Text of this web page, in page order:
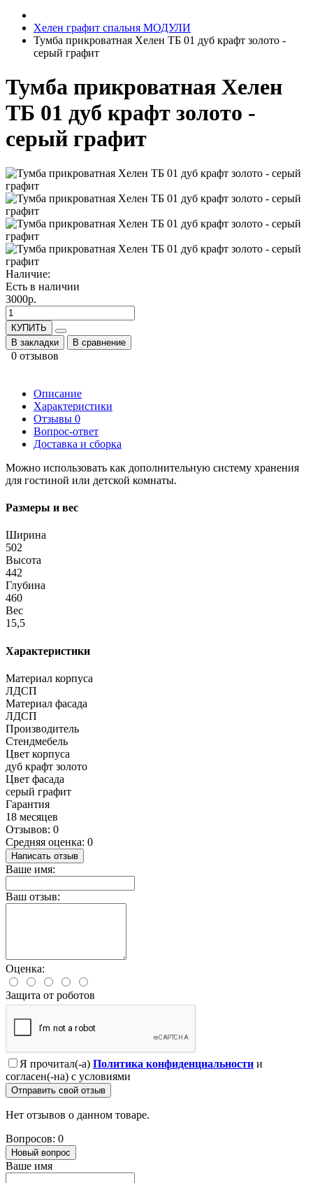
Хелен графит спальня МОДУЛИ
Тумба прикроватная Хелен ТБ 01 дуб крафт золото -
серый графит
Тумба прикроватная Хелен
ТБ 01 дуб крафт золото -
серый графит
Наличие:
Есть в наличии
3000р.
КУПИТЬ
В закладки
В сравнение
0 отзывов
Описание
Характеристики
Отзывы 0
Вопрос-ответ
Доставка и сборка
Можно использовать как дополнительную систему хранения
для гостиной или детской комнаты.
Размеры и вес
Ширина
502
Высота
442
Глубина
460
Вес
15,5
Характеристики
Материал корпуса
ЛДСП
Материал фасада
ЛДСП
Производитель
Стендмебель
Цвет корпуса
дуб крафт золото
Цвет фасада
серый графит
Гарантия
18 месяцев
Отзывов: 0
Средняя оценка: 0
Написать отзыв
Ваше имя:
Ваш отзыв:
Оценка:
Защита от роботов
Я прочитал(-а) Политика конфиденциальности и
согласен(-на) с условиями
Отправить свой отзыв
Нет отзывов о данном товаре.
Вопросов: 0
Новый вопрос
Ваше имя